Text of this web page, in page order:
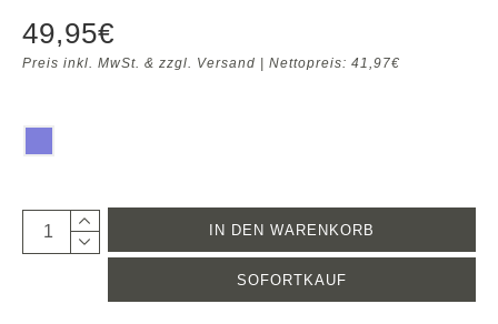
49,95€
Preis inkl. MwSt. & zzgl. Versand | Nettopreis: 41,97€
IN DEN WARENKORB
SOFORTKAUF